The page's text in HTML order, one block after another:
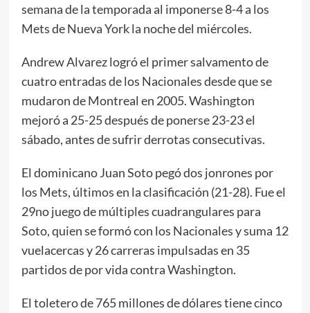
semana de la temporada al imponerse 8-4 a los
Mets de Nueva York la noche del miércoles.
Andrew Alvarez logró el primer salvamento de
cuatro entradas de los Nacionales desde que se
mudaron de Montreal en 2005. Washington
mejoró a 25-25 después de ponerse 23-23 el
sábado, antes de sufrir derrotas consecutivas.
El dominicano Juan Soto pegó dos jonrones por
los Mets, últimos en la clasificación (21-28). Fue el
29no juego de múltiples cuadrangulares para
Soto, quien se formó con los Nacionales y suma 12
vuelacercas y 26 carreras impulsadas en 35
partidos de por vida contra Washington.
El toletero de 765 millones de dólares tiene cinco